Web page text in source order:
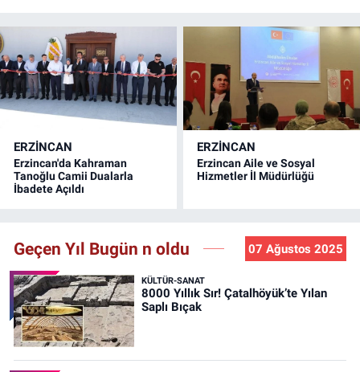
ERZINCAN
Erzincan'da Kahraman
Tanoğlu Camii Dualarla
İbadete Açıldı
ERZINCAN
Erzincan Aile ve Sosyal
Hizmetler İl Müdürlüğü
Geçen Yıl Bugün n oldu 07 Ağustos 2025
KÜLTÜR-SANAT
8000 Yıllık Sır! Çatalhöyük’te Yılan
Saplı Bıçak